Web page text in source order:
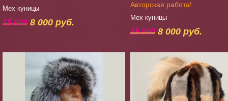
Мех куницы
15 000 8 000 руб.
Авторская работа!
Мех куницы
15 000 8 000 руб.